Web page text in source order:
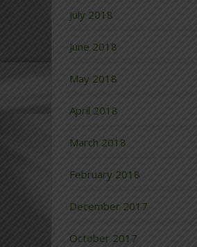
July 2018
June 2018
May 2018
April 2018
March 2018
February 2018
December 2017
October 2017